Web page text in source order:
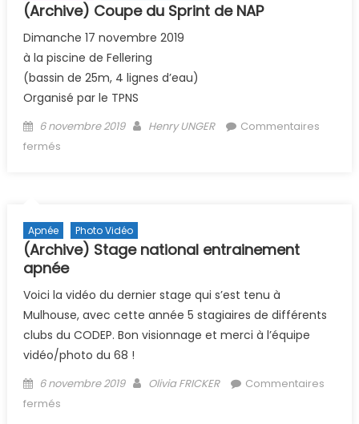
(Archive) Coupe du Sprint de NAP
Dimanche 17 novembre 2019
à la piscine de Fellering
(bassin de 25m, 4 lignes d’eau)
Organisé par le TPNS
Posted on
6 novembre 2019 Author
Henry UNGER
Commentaires
fermés
Apnée Photo Vidéo
(Archive) Stage national entrainement
apnée
Voici la vidéo du dernier stage qui s’est tenu à
Mulhouse, avec cette année 5 stagiaires de différents
clubs du CODEP. Bon visionnage et merci à l’équipe
vidéo/photo du 68 !
Posted on
6 novembre 2019 Author
Olivia FRICKER
Commentaires
fermés